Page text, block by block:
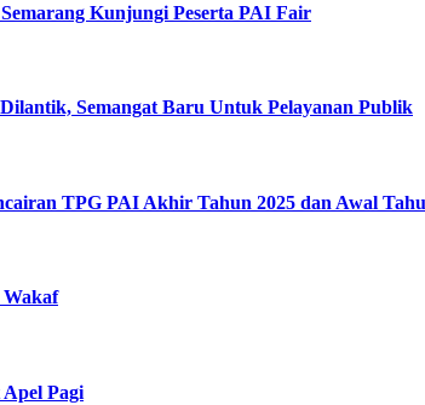
Kunjungi Peserta PAI Fair
Semangat Baru Untuk Pelayanan Publik
TPG PAI Akhir Tahun 2025 dan Awal
Wakaf
Pagi